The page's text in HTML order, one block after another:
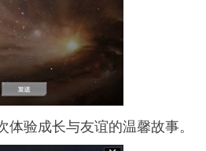
验成长与友谊的温馨故事。